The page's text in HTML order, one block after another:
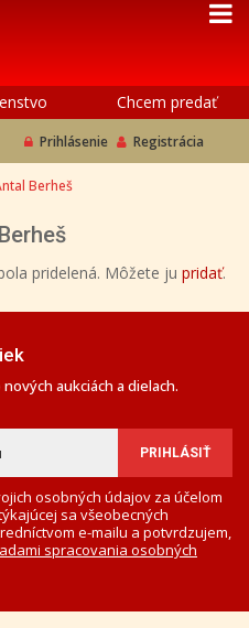
Chcem predať
Prihlásenie Registrácia
Berheš
pridelená. Môžete ju pridať.
aukciách a dielach.
osobných údajov za účelom
sa všeobecných
e-mailu a potvrdzujem,
spracovania osobných